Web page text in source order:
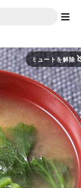
ミュートを解除